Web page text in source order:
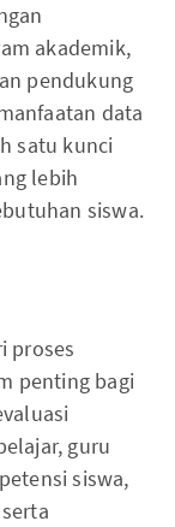
akademik,
pendukung
data
satu kunci
lebih
siswa.
proses
penting bagi
guru
siswa,